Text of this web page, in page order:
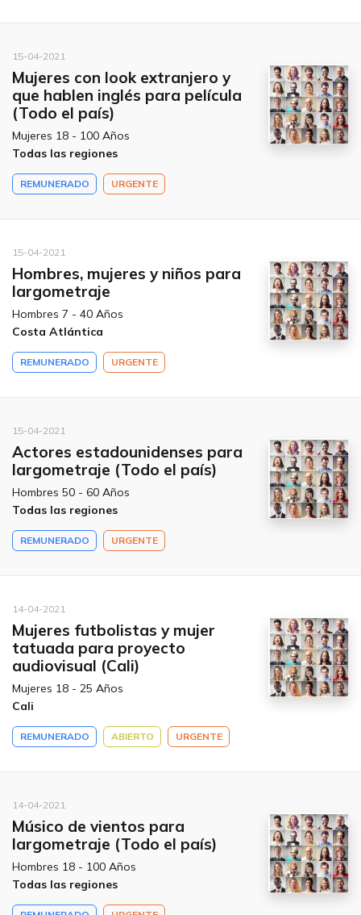
15-04-2021
Mujeres con look extranjero y
que hablen inglés para película
(Todo el país)
Mujeres 18 - 100 Años
Todas las regiones
REMUNERADO URGENTE
15-04-2021
Hombres, mujeres y niños para
largometraje
Hombres 7 - 40 Años
Costa Atlántica
REMUNERADO URGENTE
15-04-2021
Actores estadounidenses para
largometraje (Todo el país)
Hombres 50 - 60 Años
Todas las regiones
REMUNERADO URGENTE
14-04-2021
Mujeres futbolistas y mujer
tatuada para proyecto
audiovisual (Cali)
Mujeres 18 - 25 Años
Cali
REMUNERADO ABIERTO URGENTE
14-04-2021
Músico de vientos para
largometraje (Todo el país)
Hombres 18 - 100 Años
Todas las regiones